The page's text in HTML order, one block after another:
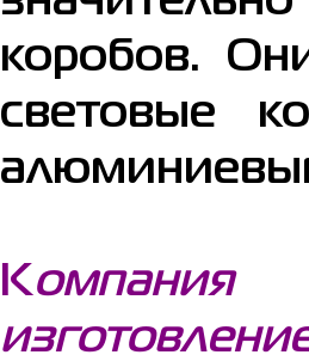
коробов.
световые
К